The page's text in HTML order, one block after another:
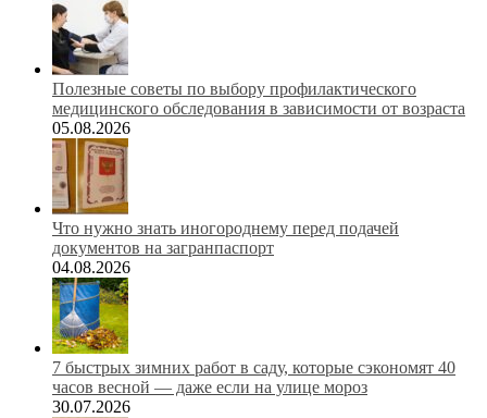
Полезные советы по выбору профилактического
медицинского обследования в зависимости от возраста
05.08.2026
Что нужно знать иногороднему перед подачей
документов на загранпаспорт
04.08.2026
7 быстрых зимних работ в саду, которые сэкономят 40
часов весной — даже если на улице мороз
30.07.2026